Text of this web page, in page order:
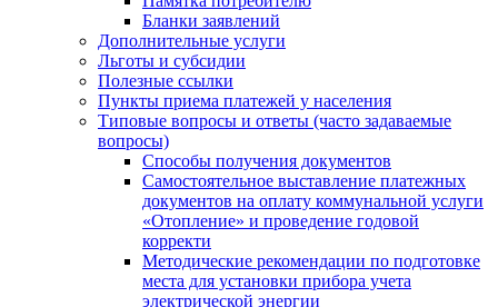
Бланки заявлений
Дополнительные услуги
Льготы и субсидии
Полезные ссылки
Пункты приема платежей у населения
Типовые вопросы и ответы (часто задаваемые
вопросы)
Способы получения документов
Самостоятельное выставление платежных
документов на оплату коммунальной услуги
«Отопление» и проведение годовой
корректи
Методические рекомендации по подготовке
места для установки прибора учета
электрической энергии